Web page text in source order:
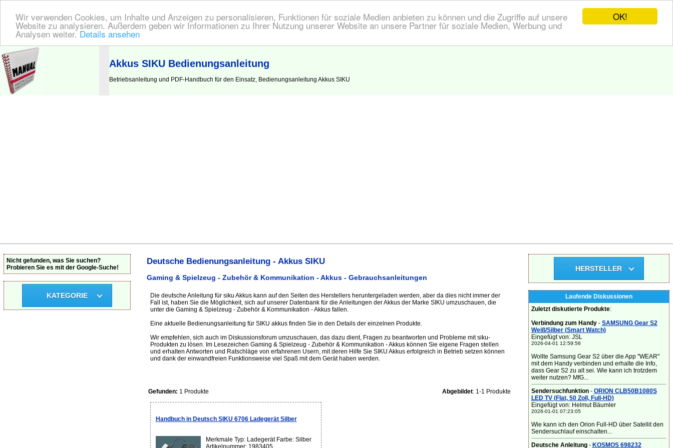
OK!
Wir verwenden Cookies, um Inhalte und Anzeigen zu personalisieren, Funktionen für soziale Medien anbieten zu können und die Zugriffe auf unsere
Website zu analysieren. Außerdem geben wir Informationen zu Ihrer Nutzung unserer Website an unsere Partner für soziale Medien, Werbung und
Analysen weiter. Details ansehen
BEDIENUNGSANLEITUNG | Hier finden Sie die deutsche Anleitung!
Akkus SIKU Bedienungsanleitung
Betriebsanleitung und PDF-Handbuch für den Einsatz, Bedienungsanleitung Akkus SIKU
Deutsche Bedienungsanleitung - Akkus SIKU
Gaming & Spielzeug - Zubehör & Kommunikation - Akkus - Gebrauchsanleitungen
Die deutsche Anleitung für siku Akkus kann auf den Seiten des Herstellers heruntergeladen werden, aber da dies nicht immer der
Fall ist, haben Sie die Möglichkeit, sich auf unserer Datenbank für die Anleitungen der Akkus der Marke SIKU umzuschauen, die
unter die Gaming & Spielzeug - Zubehör & Kommunikation - Akkus fallen.
Eine aktuelle Bedienungsanleitung für SIKU akkus finden Sie in den Details der einzelnen Produkte.
Wir empfehlen, sich auch im Diskussionsforum umzuschauen, das dazu dient, Fragen zu beantworten und Probleme mit siku-
Produkten zu lösen. Im Lesezeichen Gaming & Spielzeug - Zubehör & Kommunikation - Akkus können Sie eigene Fragen stellen
und erhalten Antworten und Ratschläge von erfahrenen Usern, mit deren Hilfe Sie SIKU Akkus erfolgreich in Betrieb setzen können
und dank der einwandfreien Funktionsweise viel Spaß mit dem Gerät haben werden.
Gefunden: 1 Produkte Abgebildet: 1-1 Produkte
Handbuch in Deutsch SIKU 6706 Ladegerät Silber
Merkmale Typ: Ladegerät Farbe: Silber
Artikelnummer: 1983405 ...
Nicht gefunden, was Sie suchen?
Probieren Sie es mit der Google-Suche!
KATEGORIE
HERSTELLER
Laufende Diskussionen
Zuletzt diskutierte Produkte:
Verbindung zum Handy- SAMSUNG Gear S2
Weiß/Silber (Smart Watch)
Eingefügt von: JSL
2026-04-01 12:59:56
Wollte Samsung Gear S2 über die App "WEAR"
mit dem Handy verbinden und erhalte die Info,
dass Gear S2 zu alt sei. Wie kann ich trotzdem
weiter nutzen? MfG...
Sendersuchfunktion- ORION CLB50B1080S
LED TV (Flat, 50 Zoll, Full-HD)
Eingefügt von: Helmut Bäumler
2026-01-01 07:23:05
Wie kann ich den Orion Full-HD über Satellit den
Sendersuchlauf einschalten...
Deutsche Anleitung- KOSMOS 698232